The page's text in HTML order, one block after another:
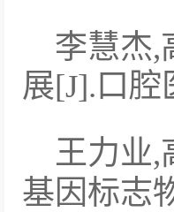
李慧杰,
展[J].口腔
王力业,
基因标志